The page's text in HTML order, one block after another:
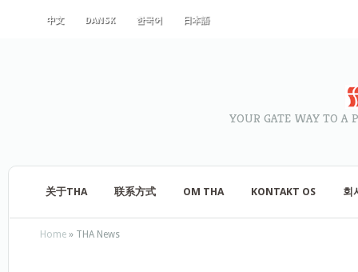
中文 DANSK 한국어 日本語
YOUR GATE WAY TO A
关于THA 联系方式 OM THA KONTAKT OS 회
Home » THA News